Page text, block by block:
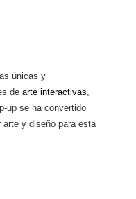
únicas y
de arte interactivas,
up se ha convertido
arte y diseño para esta